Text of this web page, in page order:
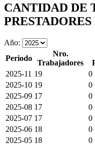
CANTIDAD DE
Año:
Periodo
Nro.
Trabajadores
2025-11 19 0
2025-10 19 0
2025-09 17 0
2025-08 17 0
2025-07 17 0
2025-06 18 0
2025-05 18 0